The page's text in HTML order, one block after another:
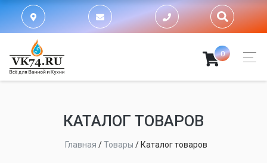
0
КАТАЛОГ ТОВАРОВ
Главная /Товары / Каталог товаров